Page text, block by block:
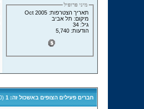
מיני פרופיל
תאריך הצטרפות: Oct 2005
מיקום: תל אביב
גיל: 34
הודעות: 5,740
חברים פעילים הצופים באשכול זה: 1 (0 חברים ו- 1 אורחים)